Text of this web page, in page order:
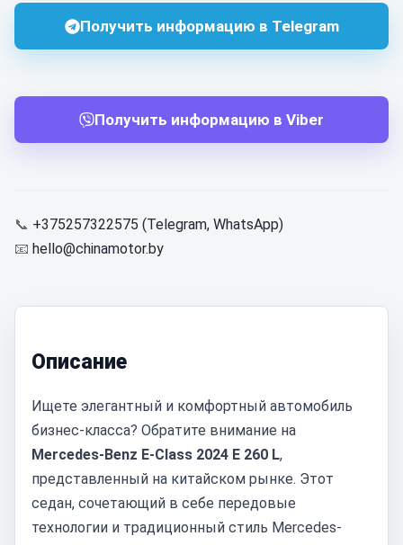
Получить информацию в Telegram
Получить информацию в Viber
📞 +375257322575 (Telegram, WhatsApp)
📧 hello@chinamotor.by
Описание
Ищете элегантный и комфортный автомобиль
бизнес-класса? Обратите внимание на
Mercedes-Benz E-Class 2024 E 260 L,
представленный на китайском рынке. Этот
седан, сочетающий в себе передовые
технологии и традиционный стиль Mercedes-